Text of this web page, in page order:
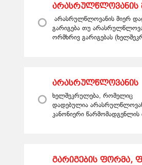
არასრულწლოვანის
დადებული
არასრულწლოვანის მიერ
გარიგება თუ
ორმხრივ გარიგებას
არასრულწლოვანის
ემანსიპაცია
ხელშეკრულება, რომელიც
დადებულია
კანონიერი წარმომადგენლის
გარიგების ფორმა,